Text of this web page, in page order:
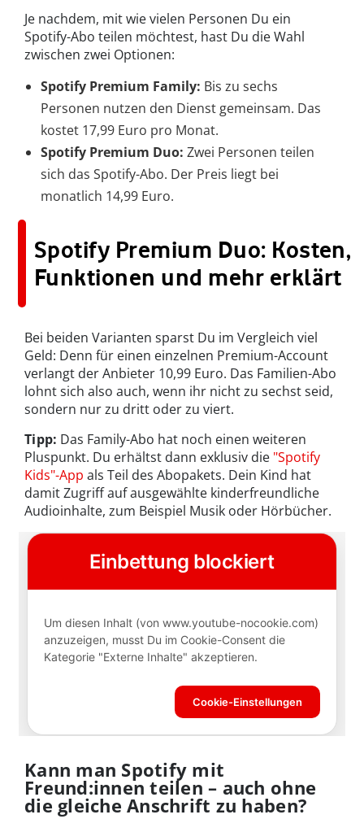
Je nachdem, mit wie vielen Personen Du ein
Spotify-Abo teilen möchtest, hast Du die Wahl
zwischen zwei Optionen:
Spotify Premium Family: Bis zu sechs
Personen nutzen den Dienst gemeinsam. Das
kostet 17,99 Euro pro Monat.
Spotify Premium Duo: Zwei Personen teilen
sich das Spotify-Abo. Der Preis liegt bei
monatlich 14,99 Euro.
Spotify Premium Duo: Kosten,
Funktionen und mehr erklärt
Bei beiden Varianten sparst Du im Vergleich viel
Geld: Denn für einen einzelnen Premium-Account
verlangt der Anbieter 10,99 Euro. Das Familien-Abo
lohnt sich also auch, wenn ihr nicht zu sechst seid,
sondern nur zu dritt oder zu viert.
Tipp: Das Family-Abo hat noch einen weiteren
Pluspunkt. Du erhältst dann exklusiv die "Spotify
Kids"-App als Teil des Abopakets. Dein Kind hat
damit Zugriff auf ausgewählte kinderfreundliche
Audioinhalte, zum Beispiel Musik oder Hörbücher.
Kann man Spotify mit
Freund:innen teilen – auch ohne
die gleiche Anschrift zu haben?